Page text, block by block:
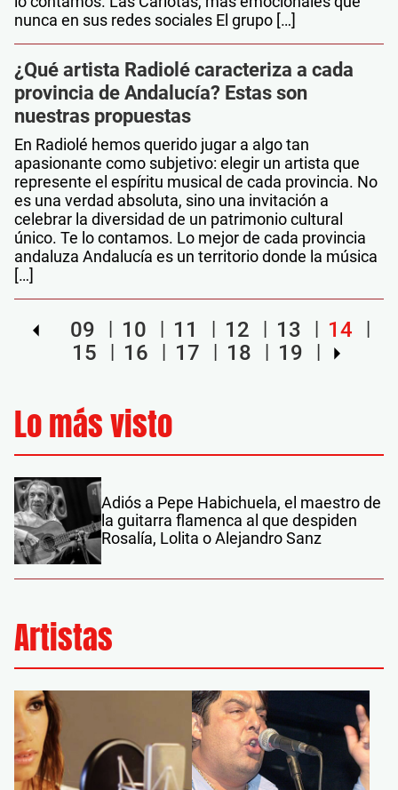
nunca en sus redes sociales El grupo […]
¿Qué artista Radiolé caracteriza a cada
provincia de Andalucía? Estas son
nuestras propuestas
En Radiolé hemos querido jugar a algo tan
apasionante como subjetivo: elegir un artista que
represente el espíritu musical de cada provincia. No
es una verdad absoluta, sino una invitación a
celebrar la diversidad de un patrimonio cultural
único. Te lo contamos. Lo mejor de cada provincia
andaluza Andalucía es un territorio donde la música
[…]
09 10 11 12 13
14
15
16 17 18 19
Lo más visto
Adiós a Pepe Habichuela, el maestro de
la guitarra flamenca al que despiden
Rosalía, Lolita o Alejandro Sanz
Artistas